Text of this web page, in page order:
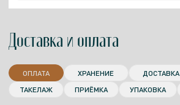
Доставка и оплата
ОПЛАТА ХРАНЕНИЕ ДОСТАВКА
ТАКЕЛАЖ
ПРИЁМКА УПАКОВКА